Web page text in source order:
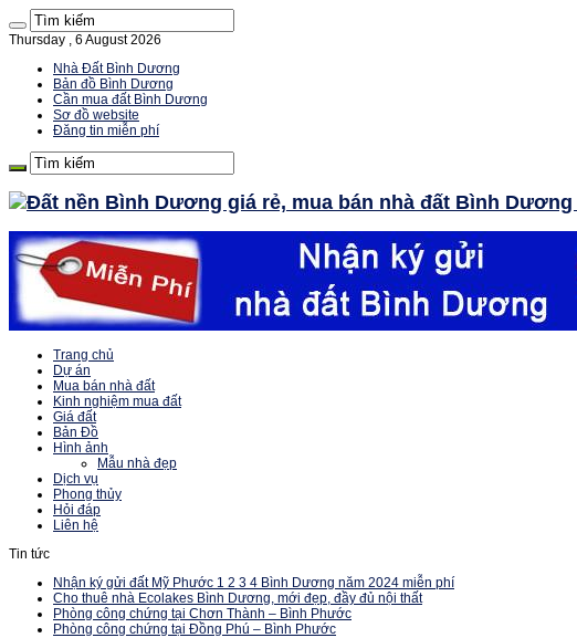
Thursday , 6 August 2026
Nhà Đất Bình Dương
Bản đồ Bình Dương
Cần mua đất Bình Dương
Sơ đồ website
Đăng tin miễn phí
Trang chủ
Dự án
Mua bán nhà đất
Kinh nghiệm mua đất
Giá đất
Bản Đồ
Hình ảnh
Mẫu nhà đẹp
Dịch vụ
Phong thủy
Hỏi đáp
Liên hệ
Tin tức
Nhận ký gửi đất Mỹ Phước 1 2 3 4 Bình Dương năm 2024 miễn phí
Cho thuê nhà Ecolakes Bình Dương, mới đẹp, đầy đủ nội thất
Phòng công chứng tại Chơn Thành – Bình Phước
Phòng công chứng tại Đồng Phú – Bình Phước